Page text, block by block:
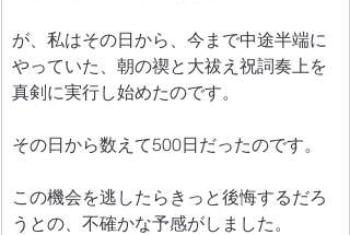
が、私はその日から、今まで中途半端に
やっていた、朝の禊と大祓え祝詞奏上を
真剣に実行し始めたのです。
その日から数えて500日だったのです。
この機会を逃したらきっと後悔するだろ
うとの、不確かな予感がしました。